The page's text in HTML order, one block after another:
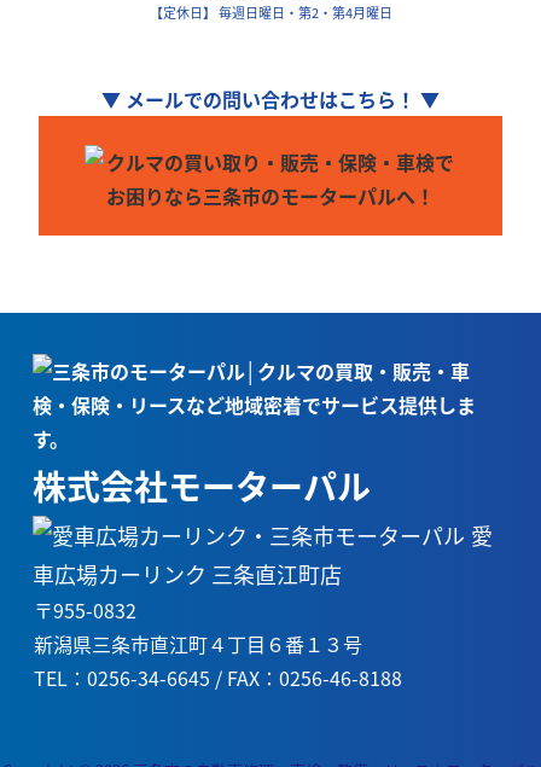
【定休日】 毎週日曜日・第2・第4月曜日
▼ メールでの問い合わせはこちら！ ▼
株式会社モーターパル
愛
車広場カーリンク 三条直江町店
〒955-0832
新潟県三条市直江町４丁目６番１３号
TEL：0256-34-6645 / FAX：0256-46-8188